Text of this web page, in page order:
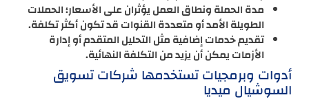
مدة الحملة ونطاق العمل يؤثران على الأسعار؛ الحملات
الطويلة الأمد أو متعددة القنوات قد تكون أكثر تكلفة.
تقديم خدمات إضافية مثل التحليل المتقدم أو إدارة
الأزمات يمكن أن يزيد من التكلفة النهائية.
أدوات وبرمجيات تستخدمها شركات تسويق
السوشيال ميديا